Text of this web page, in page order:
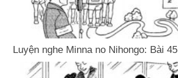
Luyện nghe Minna no Nihongo: Bài 45